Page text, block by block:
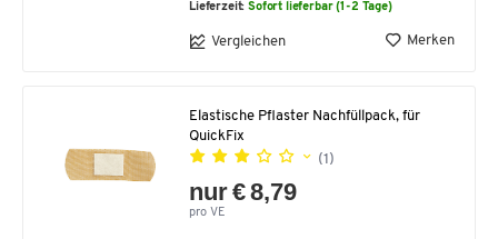
Lieferzeit:Sofort lieferbar (1-2 Tage)
Vergleichen Merken
Elastische Pflaster Nachfüllpack, für
QuickFix
(1)
nur € 8,79
pro VE